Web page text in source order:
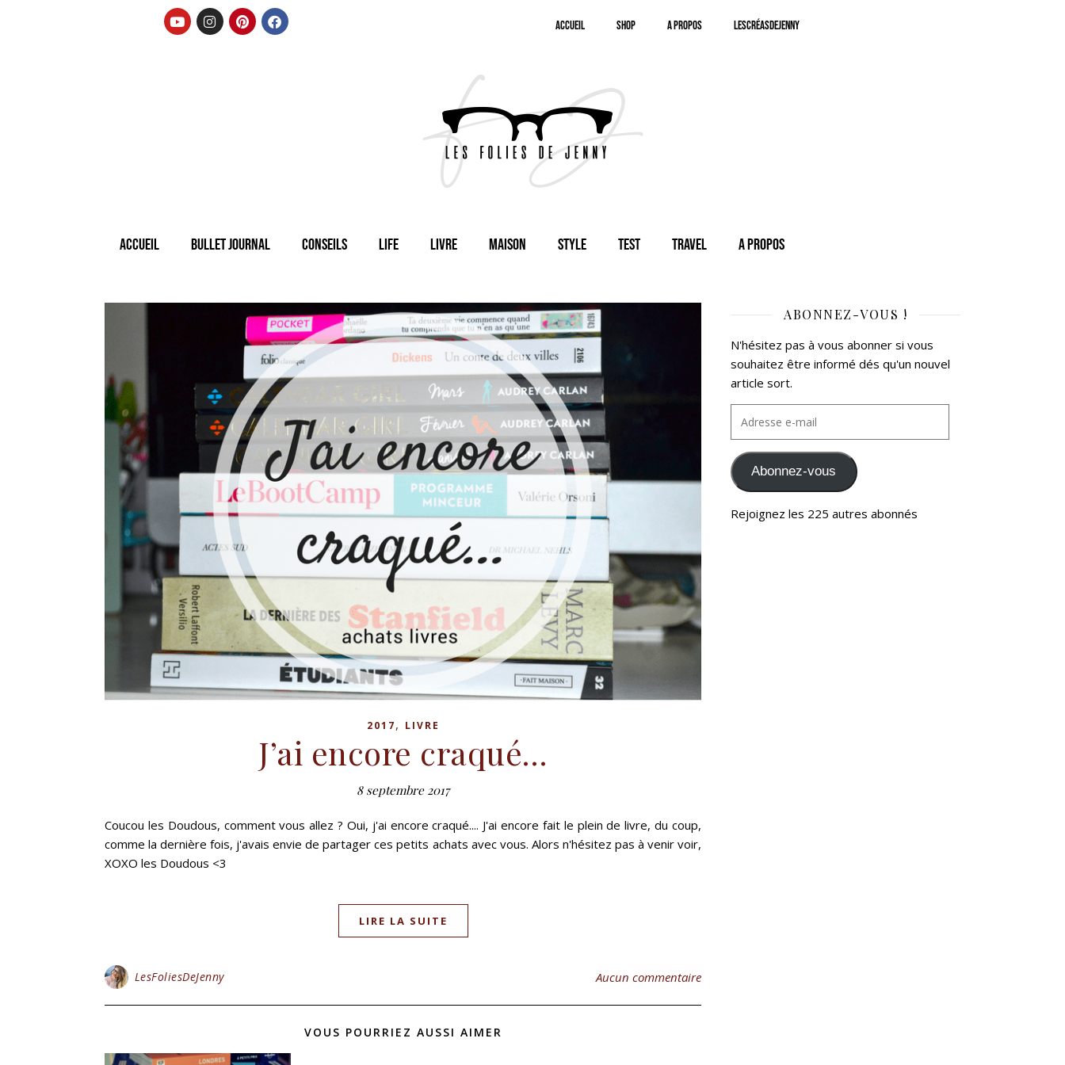
Accueil SHOP A Propos LesCréasdeJenny
Accueil Bullet Journal Conseils Life Livre Maison Style Test Travel A Propos
2017, LIVRE
J’ai encore craqué…
8 septembre 2017
Coucou les Doudous, comment vous allez ? Oui, j'ai encore craqué.... J'ai encore fait le plein de livre, du coup,
comme la dernière fois, j'avais envie de partager ces petits achats avec vous. Alors n'hésitez pas à venir voir,
XOXO les Doudous <3
LIRE LA SUITE
LesFoliesDeJenny Aucun commentaire
VOUS POURRIEZ AUSSI AIMER
ABONNEZ-VOUS !
N'hésitez pas à vous abonner si vous
souhaitez être informé dés qu'un nouvel
article sort.
Abonnez-vous
Rejoignez les 225 autres abonnés